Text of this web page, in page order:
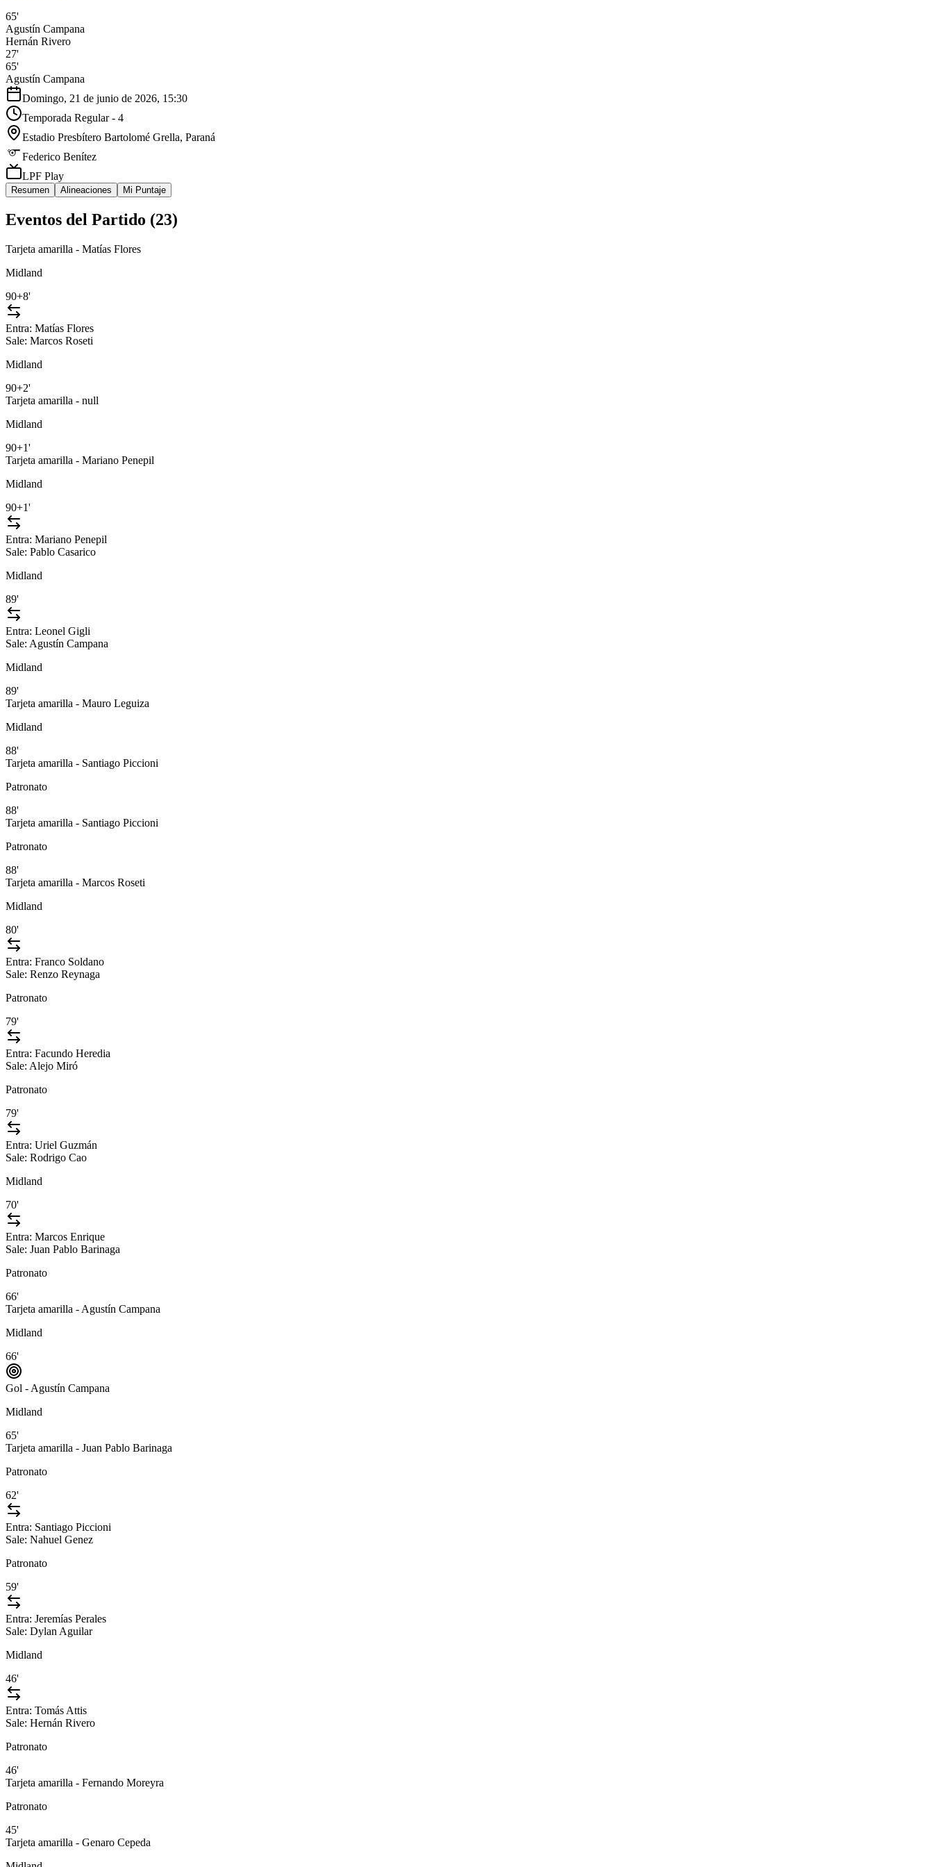
65'
Agustín Campana
Hernán Rivero
27'
65'
Agustín Campana
Domingo, 21 de junio de 2026, 15:30
Temporada Regular - 4
Estadio Presbítero Bartolomé Grella, Paraná
Federico Benítez
LPF Play
Resumen Alineaciones Mi Puntaje
Eventos del Partido (23)
Tarjeta amarilla - Matías Flores
Midland
90+8'
Entra: Matías Flores
Sale: Marcos Roseti
Midland
90+2'
Tarjeta amarilla - null
Midland
90+1'
Tarjeta amarilla - Mariano Penepil
Midland
90+1'
Entra: Mariano Penepil
Sale: Pablo Casarico
Midland
89'
Entra: Leonel Gigli
Sale: Agustín Campana
Midland
89'
Tarjeta amarilla - Mauro Leguiza
Midland
88'
Tarjeta amarilla - Santiago Piccioni
Patronato
88'
Tarjeta amarilla - Santiago Piccioni
Patronato
88'
Tarjeta amarilla - Marcos Roseti
Midland
80'
Entra: Franco Soldano
Sale: Renzo Reynaga
Patronato
79'
Entra: Facundo Heredia
Sale: Alejo Miró
Patronato
79'
Entra: Uriel Guzmán
Sale: Rodrigo Cao
Midland
70'
Entra: Marcos Enrique
Sale: Juan Pablo Barinaga
Patronato
66'
Tarjeta amarilla - Agustín Campana
Midland
66'
Gol - Agustín Campana
Midland
65'
Tarjeta amarilla - Juan Pablo Barinaga
Patronato
62'
Entra: Santiago Piccioni
Sale: Nahuel Genez
Patronato
59'
Entra: Jeremías Perales
Sale: Dylan Aguilar
Midland
46'
Entra: Tomás Attis
Sale: Hernán Rivero
Patronato
46'
Tarjeta amarilla - Fernando Moreyra
Patronato
45'
Tarjeta amarilla - Genaro Cepeda